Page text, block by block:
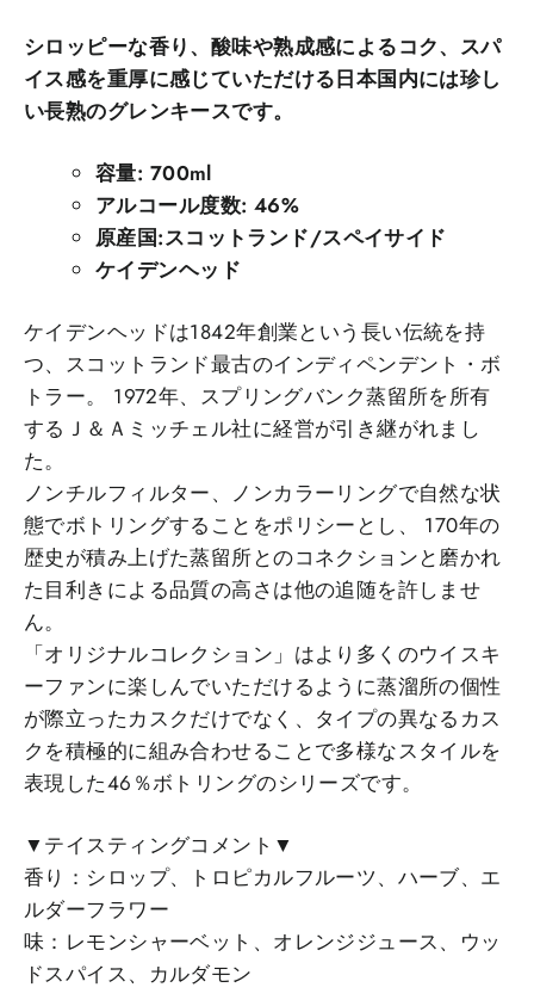
シロッピーな香り、酸味や熟成感によるコク、スパ
イス感を重厚に感じていただける日本国内には珍し
い長熟のグレンキースです。
容量: 700ml
アルコール度数: 46%
原産国:スコットランド/スペイサイド
ケイデンヘッド
ケイデンヘッドは1842年創業という長い伝統を持
つ、スコットランド最古のインディペンデント・ボ
トラー。 1972年、スプリングバンク蒸留所を所有
するＪ＆Ａミッチェル社に経営が引き継がれまし
た。
ノンチルフィルター、ノンカラーリングで自然な状
態でボトリングすることをポリシーとし、 170年の
歴史が積み上げた蒸留所とのコネクションと磨かれ
た目利きによる品質の高さは他の追随を許しませ
ん。
「オリジナルコレクション」はより多くのウイスキ
ーファンに楽しんでいただけるように蒸溜所の個性
が際立ったカスクだけでなく、タイプの異なるカス
クを積極的に組み合わせることで多様なスタイルを
表現した46％ボトリングのシリーズです。
▼テイスティングコメント▼
香り：シロップ、トロピカルフルーツ、ハーブ、エ
ルダーフラワー
味：レモンシャーベット、オレンジジュース、ウッ
ドスパイス、カルダモン